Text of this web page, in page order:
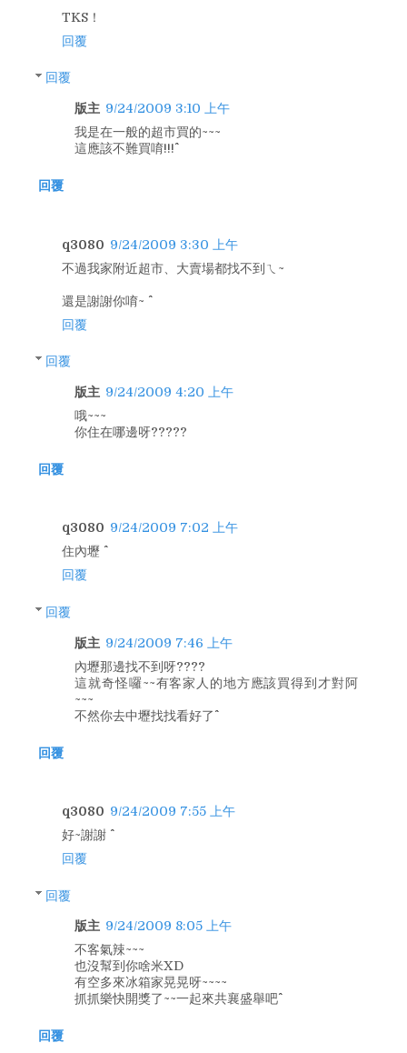
TKS！
回覆
回覆
版主 9/24/2009 3:10 上午
我是在一般的超市買的~~~
這應該不難買唷!!!^^
回覆
q3080 9/24/2009 3:30 上午
不過我家附近超市、大賣場都找不到ㄟ~
還是謝謝你唷~ ^^
回覆
回覆
版主 9/24/2009 4:20 上午
哦~~~
你住在哪邊呀?????
回覆
q3080 9/24/2009 7:02 上午
住內壢 ^^
回覆
回覆
版主 9/24/2009 7:46 上午
內壢那邊找不到呀????
這就奇怪囉~~有客家人的地方應該買得到才對阿
~~~
不然你去中壢找找看好了^^
回覆
q3080 9/24/2009 7:55 上午
好~謝謝 ^^
回覆
回覆
版主 9/24/2009 8:05 上午
不客氣辣~~~
也沒幫到你啥米XD
有空多來冰箱家晃晃呀~~~~
抓抓樂快開獎了~~一起來共襄盛舉吧^^
回覆